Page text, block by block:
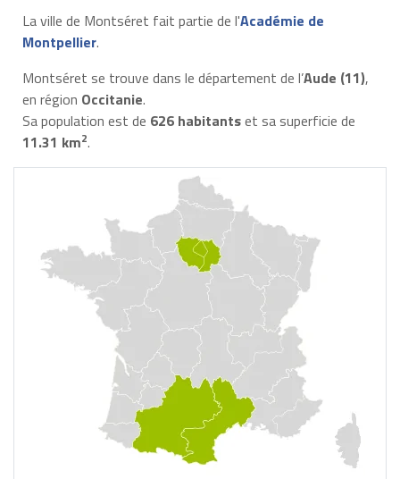
La ville de Montséret fait partie de l'Académie de
Montpellier.
Montséret se trouve dans le département de l’Aude (11),
en région Occitanie.
Sa population est de 626 habitantset sa superficie de
11.31 km2.